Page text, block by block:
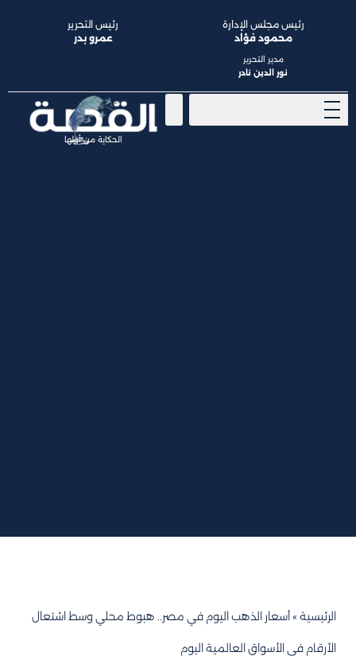
الحكاية من أولها
رئيس مجلس الإدارة
محمود فؤاد
مدير التحرير
نور الدين نادر
رئيس التحرير
عمرو بدر
الرئيسية »أسعار الذهب اليوم في مصر.. هبوط محلي وسط اشتعال
الأرقام في الأسواق العالمية اليوم